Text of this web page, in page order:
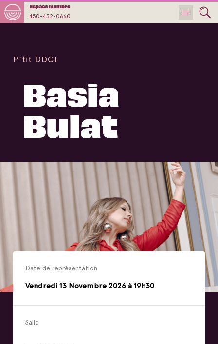
450-432-0660
Espace membre
P'tit DDC!
Basia
Bulat
Date de représentation
Vendredi 13 Novembre 2026 à 19h30
Salle